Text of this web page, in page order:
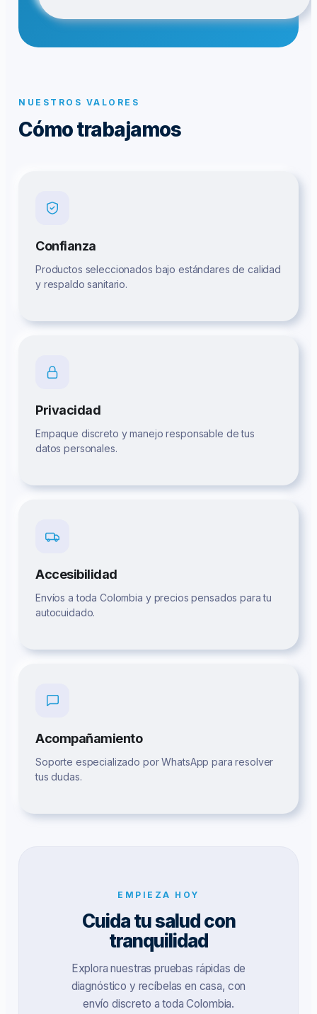
NUESTROS VALORES
Cómo trabajamos
Confianza
Productos seleccionados bajo estándares de calidad
y respaldo sanitario.
Privacidad
Empaque discreto y manejo responsable de tus
datos personales.
Accesibilidad
Envíos a toda Colombia y precios pensados para tu
autocuidado.
Acompañamiento
Soporte especializado por WhatsApp para resolver
tus dudas.
EMPIEZA HOY
Cuida tu salud con
tranquilidad
Explora nuestras pruebas rápidas de
diagnóstico y recíbelas en casa, con
envío discreto a toda Colombia.